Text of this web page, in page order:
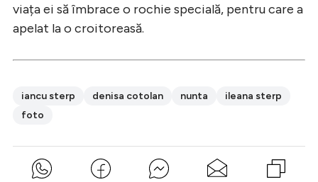
viața ei să îmbrace o rochie specială, pentru care a
apelat la o croitoreasă.
iancu sterp denisa cotolan nunta
ileana sterp
foto